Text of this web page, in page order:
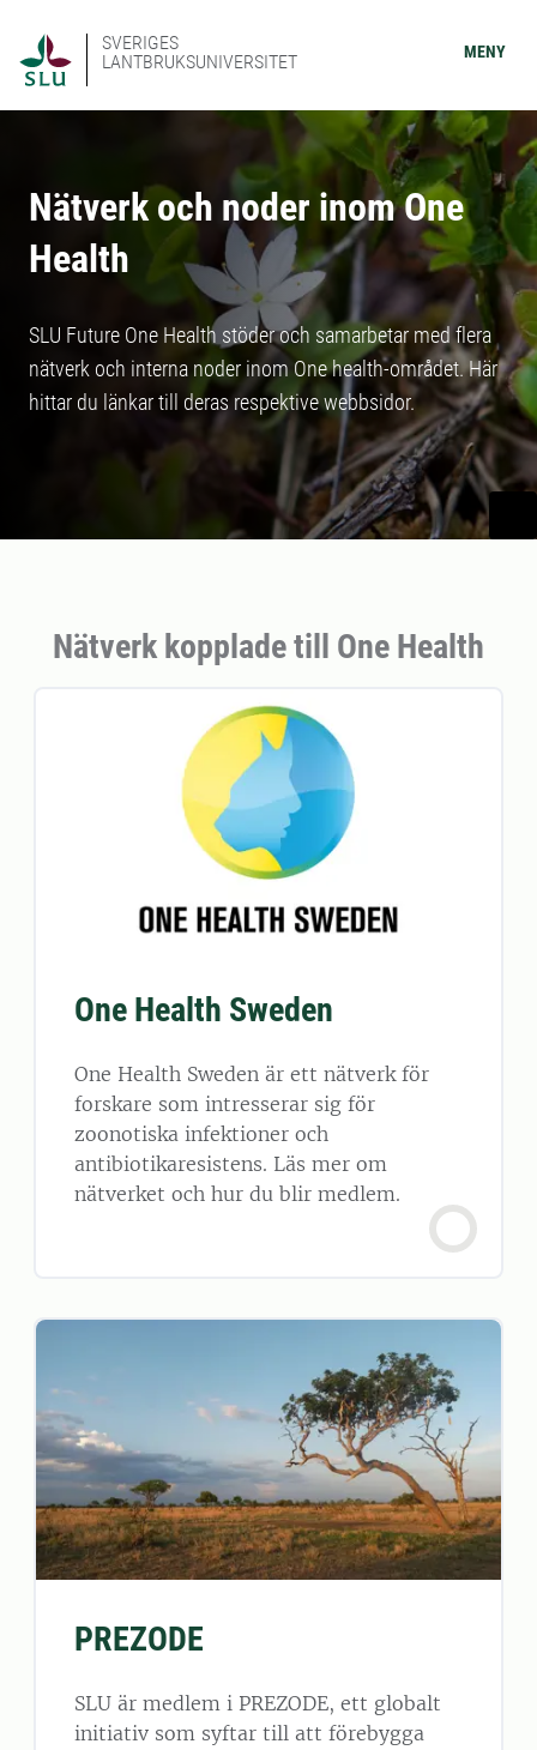
SVERIGES
LANTBRUKSUNIVERSITET
MENY
Nätverk och noder inom One
Health
SLU Future One Health stöder och samarbetar med flera
nätverk och interna noder inom One health-området. Här
hittar du länkar till deras respektive webbsidor.
Nätverk kopplade till One Health
One Health Sweden
One Health Sweden är ett nätverk för
forskare som intresserar sig för
zoonotiska infektioner och
antibiotikaresistens. Läs mer om
nätverket och hur du blir medlem.
PREZODE
SLU är medlem i PREZODE, ett globalt
initiativ som syftar till att förebygga